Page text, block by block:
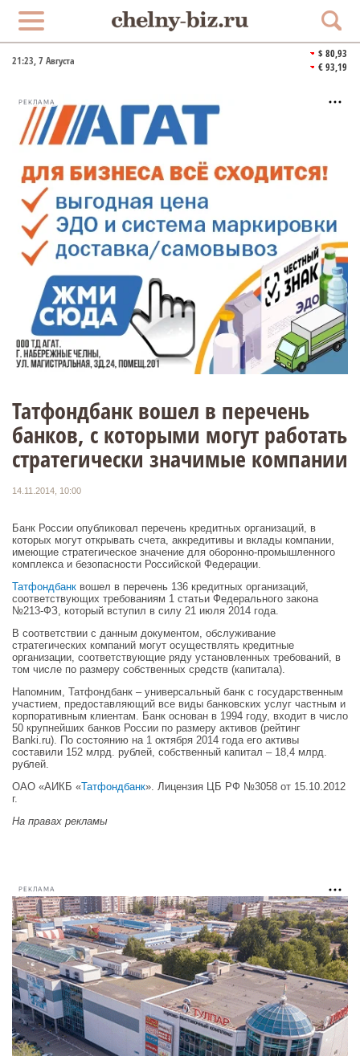
21:23, 7 Августа
$ 80,93
€ 93,19
РЕКЛАМА
Татфондбанк вошел в перечень
банков, с которыми могут работать
стратегически значимые компании
14.11.2014, 10:00
Банк России опубликовал перечень кредитных организаций, в
которых могут открывать счета, аккредитивы и вклады компании,
имеющие стратегическое значение для оборонно-промышленного
комплекса и безопасности Российской Федерации.
Татфондбанк вошел в перечень 136 кредитных организаций,
соответствующих требованиям 1 статьи Федерального закона
№213-ФЗ, который вступил в силу 21 июля 2014 года.
В соответствии с данным документом, обслуживание
стратегических компаний могут осуществлять кредитные
организации, соответствующие ряду установленных требований, в
том числе по размеру собственных средств (капитала).
Напомним, Татфондбанк – универсальный банк с государственным
участием, предоставляющий все виды банковских услуг частным и
корпоративным клиентам. Банк основан в 1994 году, входит в число
50 крупнейших банков России по размеру активов (рейтинг
Banki.ru). По состоянию на 1 октября 2014 года его активы
составили 152 млрд. рублей, собственный капитал – 18,4 млрд.
рублей.
ОАО «АИКБ «Татфондбанк». Лицензия ЦБ РФ №3058 от 15.10.2012
г.
На правах рекламы
РЕКЛАМА